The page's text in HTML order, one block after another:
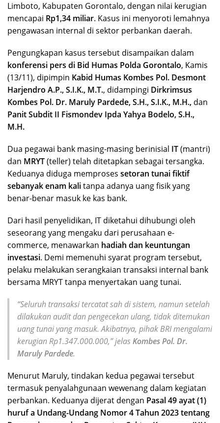
Limboto, Kabupaten Gorontalo, dengan nilai kerugian
mencapai Rp1,34 miliar. Kasus ini menyoroti lemahnya
pengawasan internal di sektor perbankan daerah.
Pengungkapan kasus tersebut disampaikan dalam
konferensi pers di Bid Humas Polda Gorontalo, Kamis
(13/11), dipimpin Kabid Humas Kombes Pol. Desmont
Harjendro A.P., S.I.K., M.T., didampingi Dirkrimsus
Kombes Pol. Dr. Maruly Pardede, S.H., S.I.K., M.H., dan
Panit Subdit II Fismondev Ipda Yahya Bodelo, S.H.,
M.H.
Dua pegawai bank masing-masing berinisial IT(mantri)
dan MRYT(teller) telah ditetapkan sebagai tersangka.
Keduanya diduga memproses setoran tunai fiktif
sebanyak enam kalitanpa adanya uang fisik yang
benar-benar masuk ke kas bank.
Dari hasil penyelidikan, IT diketahui dihubungi oleh
seseorang yang mengaku dari perusahaan e-
commerce, menawarkan hadiah dan keuntungan
investasi. Demi memenuhi syarat program tersebut,
pelaku melakukan serangkaian transaksi internal bank
bersama MRYT tanpa menyertakan uang tunai.
“Seluruh transaksi tercatat sah di sistem, namun setelah
dilakukan audit dan pengecekan ulang, tidak ditemukan
uang tunai yang masuk. Akibatnya, pihak BRI mengalami
kerugian Rp1.347.000.000,” jelasKombes Pol. Dr.
Maruly Pardede.
Menurut Maruly, tindakan kedua pegawai tersebut
termasuk penyalahgunaan wewenang dalam kegiatan
perbankan. Keduanya dijerat dengan Pasal 49 ayat (1)
huruf a Undang-Undang Nomor 4 Tahun 2023 tentang